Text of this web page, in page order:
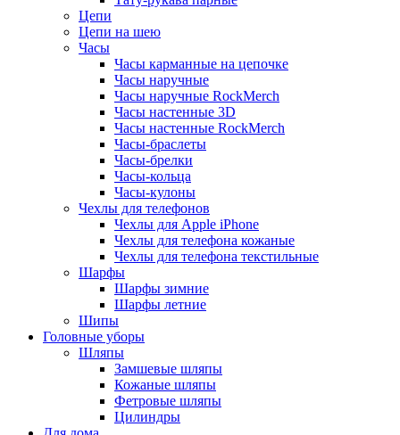
Цепи
Цепи на шею
Часы
Часы карманные на цепочке
Часы наручные
Часы наручные RockMerch
Часы настенные 3D
Часы настенные RockMerch
Часы-браслеты
Часы-брелки
Часы-кольца
Часы-кулоны
Чехлы для телефонов
Чехлы для Apple iPhone
Чехлы для телефона кожаные
Чехлы для телефона текстильные
Шарфы
Шарфы зимние
Шарфы летние
Шипы
Головные уборы
Шляпы
Замшевые шляпы
Кожаные шляпы
Фетровые шляпы
Цилиндры